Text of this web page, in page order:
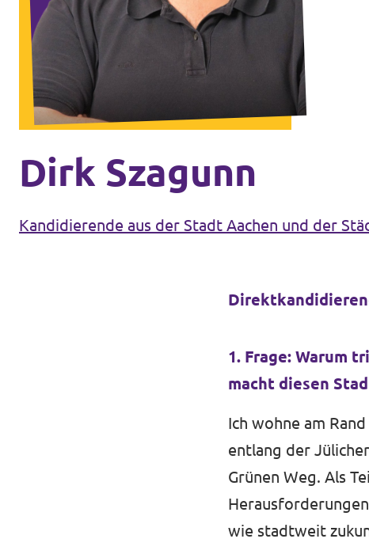
Volt Deutschland Merchandise Shop
Unsere Events
Kontakt
Presse
Dirk Szagunn
Kandidierende aus der Stadt Aachen und der
1. Frage: Warum
macht diesen
Ich wohne am
entlang der
Grünen Weg. Als
wie stadtweit